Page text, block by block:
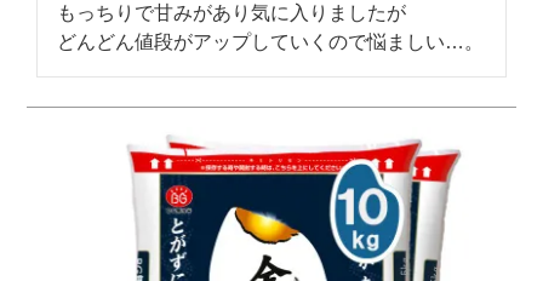
もっちりで甘みがあり気に入りましたが
どんどん値段がアップしていくので悩ましい…。